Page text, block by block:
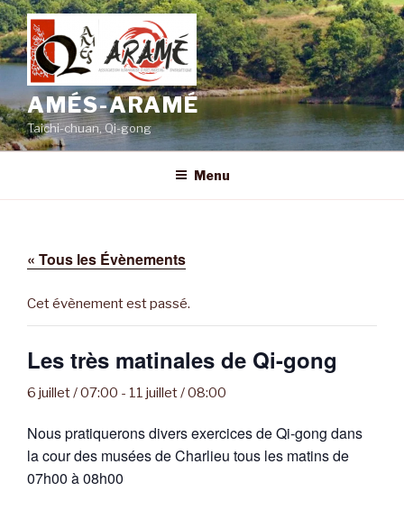
Aller
au
contenu
principal
AMÉS-ARAMÉ
Taichi-chuan, Qi-gong
Menu
« Tous les Évènements
Cet évènement est passé.
Les très matinales de Qi-gong
6 juillet / 07:00 - 11 juillet / 08:00
Nous pratiquerons divers exercices de Qi-gong dans
la cour des musées de Charlieu tous les matins de
07h00 à 08h00